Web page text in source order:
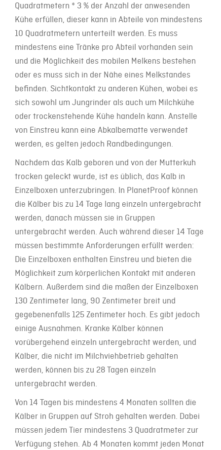
Quadratmetern * 3 % der Anzahl der anwesenden
Kühe erfüllen, dieser kann in Abteile von mindestens
10 Quadratmetern unterteilt werden. Es muss
mindestens eine Tränke pro Abteil vorhanden sein
und die Möglichkeit des mobilen Melkens bestehen
oder es muss sich in der Nähe eines Melkstandes
befinden. Sichtkontakt zu anderen Kühen, wobei es
sich sowohl um Jungrinder als auch um Milchkühe
oder trockenstehende Kühe handeln kann. Anstelle
von Einstreu kann eine Abkalbematte verwendet
werden, es gelten jedoch Randbedingungen.
Nachdem das Kalb geboren und von der Mutterkuh
trocken geleckt wurde, ist es üblich, das Kalb in
Einzelboxen unterzubringen. In PlanetProof können
die Kälber bis zu 14 Tage lang einzeln untergebracht
werden, danach müssen sie in Gruppen
untergebracht werden. Auch während dieser 14 Tage
müssen bestimmte Anforderungen erfüllt werden:
Die Einzelboxen enthalten Einstreu und bieten die
Möglichkeit zum körperlichen Kontakt mit anderen
Kälbern. Außerdem sind die maßen der Einzelboxen
130 Zentimeter lang, 90 Zentimeter breit und
gegebenenfalls 125 Zentimeter hoch. Es gibt jedoch
einige Ausnahmen. Kranke Kälber können
vorübergehend einzeln untergebracht werden, und
Kälber, die nicht im Milchviehbetrieb gehalten
werden, können bis zu 28 Tagen einzeln
untergebracht werden.
Von 14 Tagen bis mindestens 4 Monaten sollten die
Kälber in Gruppen auf Stroh gehalten werden. Dabei
müssen jedem Tier mindestens 3 Quadratmeter zur
Verfügung stehen. Ab 4 Monaten kommt jeden Monat